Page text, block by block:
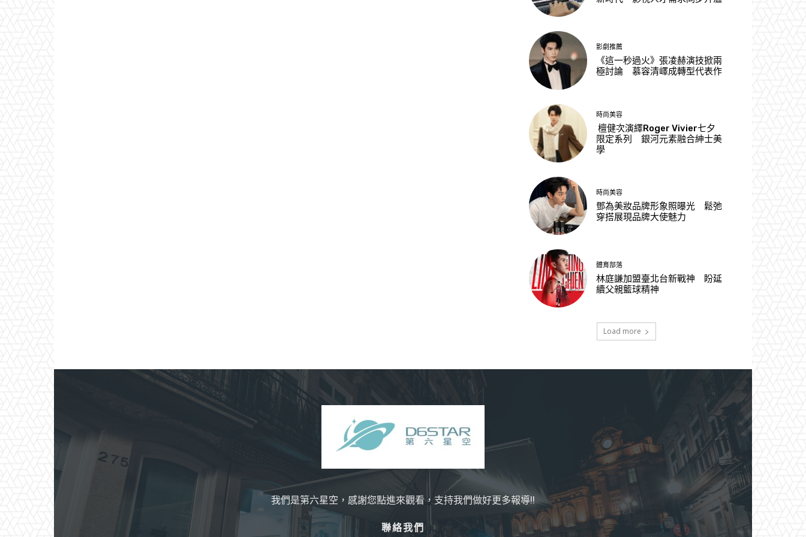
影劇推薦
《這一秒過火》張凌赫演技掀兩
極討論 慕容清嶧成轉型代表作
時尚美容
檀健次演繹Roger Vivier七夕
限定系列 銀河元素融合紳士美
學
時尚美容
鄧為美妝品牌形象照曝光 鬆弛
穿搭展現品牌大使魅力
體育部落
林庭謙加盟臺北台新戰神 盼延
續父親籃球精神
Load more
我們是第六星空，感謝您點進來觀看，支持我們做好更多報導!!
聯絡我們